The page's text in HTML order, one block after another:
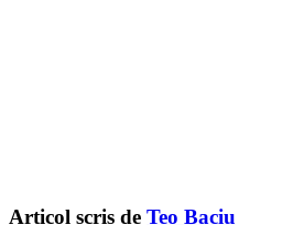
Articol scris de Teo Baciu